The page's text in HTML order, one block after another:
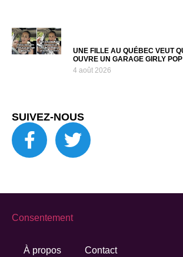
UNE FILLE AU QUÉBEC VEUT
OUVRE UN GARAGE GIRLY POP
4 août 2026
SUIVEZ-NOUS
À propos Contact
Consentement